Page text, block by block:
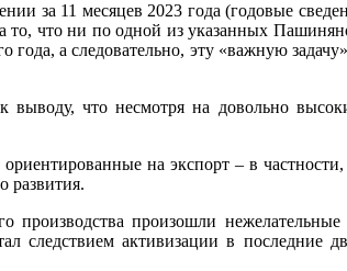
за 11 месяцев 2023 года (годовые
то, что ни по одной из указанных
а следовательно, эту «важную
что несмотря на довольно
на экспорт – в
развития.
производства произошли
следствием активизации в последние